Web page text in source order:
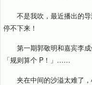
不是我吹，最近播出的
停不下来！
第一期郭敬明和嘉宾李
「规则算个 P！」……
夹在中间的沙溢太难了